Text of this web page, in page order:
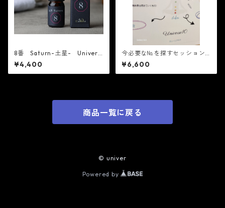
8番 Saturn-土星- Univers
e10 精油
¥4,400
今必要な№を探すセッション/1
5㎖ミストつき 女性限定サロ
ン開催
¥6,600
商品一覧に戻る
© univer
Powered by